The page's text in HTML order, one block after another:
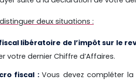
deux situations :
libératoire de l’impôt sur le
votre dernier Chiffre d’Affaires.
fiscal :Vous devez compléter